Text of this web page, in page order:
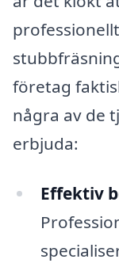
företag
några av de
erbjuda:
Effektiv